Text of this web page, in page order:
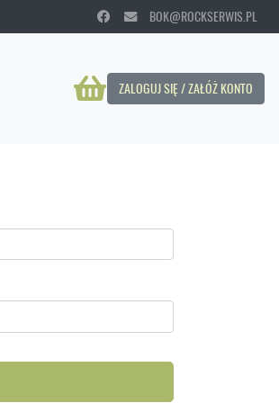
BOK@ROCKSERWIS.PL
ZALOGUJ SIĘ / ZAŁÓŻ KONTO